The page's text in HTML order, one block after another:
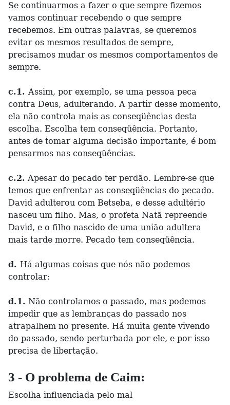
Se continuarmos a fazer o que sempre fizemos
vamos continuar recebendo o que sempre
recebemos. Em outras palavras, se queremos
evitar os mesmos resultados de sempre,
precisamos mudar os mesmos comportamentos de
sempre.
c.1. Assim, por exemplo, se uma pessoa peca
contra Deus, adulterando. A partir desse momento,
ela não controla mais as conseqüências desta
escolha. Escolha tem conseqüência. Portanto,
antes de tomar alguma decisão importante, é bom
pensarmos nas conseqüências.
c.2. Apesar do pecado ter perdão. Lembre-se que
temos que enfrentar as conseqüências do pecado.
David adulterou com Betseba, e desse adultério
nasceu um filho. Mas, o profeta Natã repreende
David, e o filho nascido de uma união adultera
mais tarde morre. Pecado tem conseqüência.
d. Há algumas coisas que nós não podemos
controlar:
d.1. Não controlamos o passado, mas podemos
impedir que as lembranças do passado nos
atrapalhem no presente. Há muita gente vivendo
do passado, sendo perturbada por ele, e por isso
precisa de libertação.
3 - O problema de Caim:
Escolha influenciada pelo mal